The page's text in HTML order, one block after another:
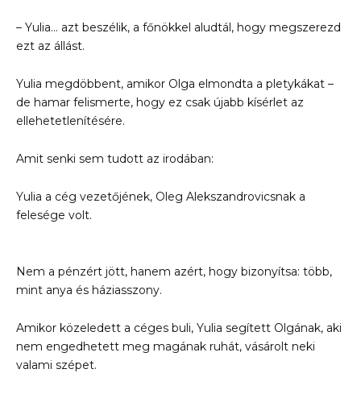
– Yulia… azt beszélik, a főnökkel aludtál, hogy megszerezd
ezt az állást.
Yulia megdöbbent, amikor Olga elmondta a pletykákat –
de hamar felismerte, hogy ez csak újabb kísérlet az
ellehetetlenítésére.
Amit senki sem tudott az irodában:
Yulia a cég vezetőjének, Oleg Alekszandrovicsnak a
felesége volt.
Nem a pénzért jött, hanem azért, hogy bizonyítsa: több,
mint anya és háziasszony.
Amikor közeledett a céges buli, Yulia segített Olgának, aki
nem engedhetett meg magának ruhát, vásárolt neki
valami szépet.